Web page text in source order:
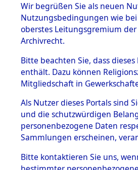
BESTÄNDE
1.
mente
5. Verschiedenes
5.3
Todesmärsche
5.3.1 Alliierte
Erhebungen
Wir begrüßen Sie als neuen
Nutzungsbedingungen wie
oberstes Leitungsgremium
Archivrecht.
Bitte beachten Sie, dass
enthält. Dazu können
Mitgliedschaft in
Als Nutzer dieses Portals sind
und die schutzwürdigen
personenbezogene Daten
Sammlungen erscheinen,
Bitte kontaktieren Sie uns,